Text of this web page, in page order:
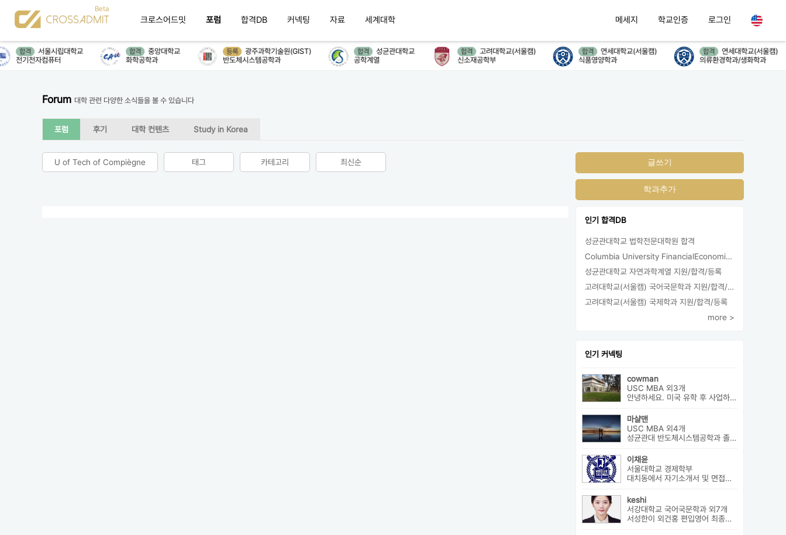
크로스어드밋 포럼 합격DB 커넥팅 자료 세계대학 메세지 학교인증 로그인
합격
서울시립대학교
전기전자컴퓨터
합격
중앙대학교
화학공학과
등록
광주과학기술원(GIST)
반도체시스템공학과
합격
성균관대학교
공학계열
합격
고려대학교(서울캠)
신소재공학부
합격
연세대학교(서울캠)
식품영양학과
합격
연세대학교(서울캠)
의류환경학과/생화학과
Forum 대학 관련 다양한 소식들을 볼 수 있습니다
포럼 후기 대학 컨텐츠 Study in Korea
U of Tech of Compiègne 태그 카테고리 최신순 글쓰기
학과추가
인기 합격DB
성균관대학교 법학전문대학원 합격
Columbia University FinancialEconomics 지원
성균관대학교 자연과학계열 지원/합격/등록
고려대학교(서울캠) 국어국문학과 지원/합격/등록
고려대학교(서울캠) 국제학과 지원/합격/등록
more >
인기 커넥팅
cowman
USC MBA 외3개
안녕하세요. 미국 유학 후 사업하고 있습니다. 미국 유학 관련 전반...
마샬맨
USC MBA 외4개
성균관대 반도체시스템공학과 졸업 후 미국 MBA 졸업하였습니다.
이채윤
서울대학교 경제학부
대치동에서 자기소개서 및 면접에 대한 구체적인 상담 진행하고 있습니다....
keshi
서강대학교 국어국문학과 외7개
서성한이 외건홍 편입영어 최종합격 다관왕